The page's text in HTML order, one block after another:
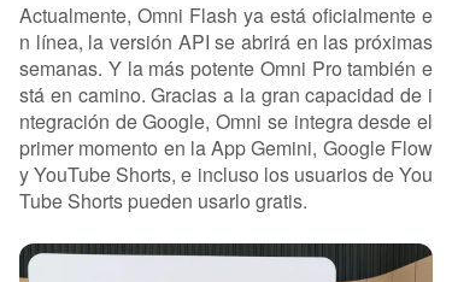
Actualmente, Omni Flash ya está oficialmente e
n línea, la versión API se abrirá en las próximas
semanas. Y la más potente Omni Pro también e
stá en camino. Gracias a la gran capacidad de i
ntegración de Google, Omni se integra desde el
primer momento en la App Gemini, Google Flow
y YouTube Shorts, e incluso los usuarios de You
Tube Shorts pueden usarlo gratis.